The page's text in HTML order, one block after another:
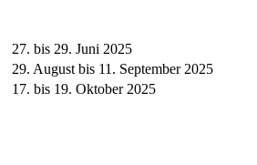
27. bis 29. Juni 2025
29. August bis 11. September 2025
17. bis 19. Oktober 2025